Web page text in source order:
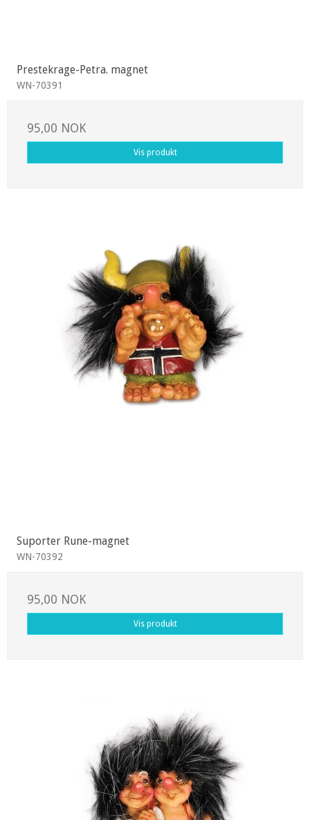
Prestekrage-Petra. magnet
WN-70391
95,00 NOK
Vis produkt
Suporter Rune-magnet
WN-70392
95,00 NOK
Vis produkt